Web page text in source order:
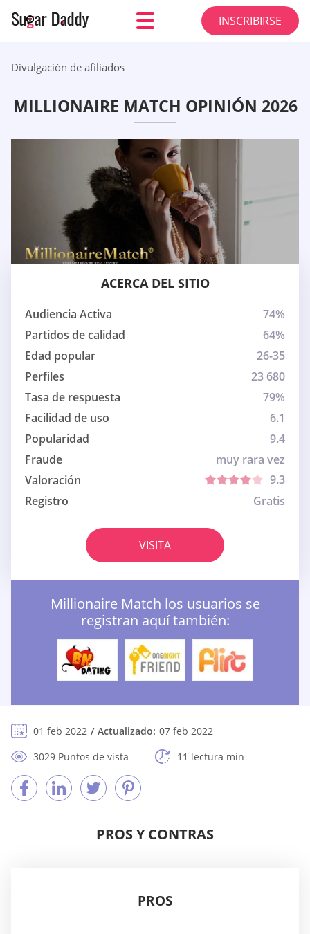
INSCRIBIRSE
Divulgación de afiliados
MILLIONAIRE MATCH OPINIÓN 2026
ACERCA DEL SITIO
Audiencia Activa
74%
Partidos de calidad
64%
Edad popular
26-35
Perfiles
23 680
Tasa de respuesta
79%
Facilidad de uso
6.1
Popularidad
9.4
Fraude
muy rara vez
Valoración
9.3
Registro
Gratis
VISITA
Millionaire Match los usuarios se
registran aquí también:
01 feb 2022 Actualizado: 07 feb 2022
3029 Puntos de vista
11 lectura mín
PROS Y CONTRAS
PROS